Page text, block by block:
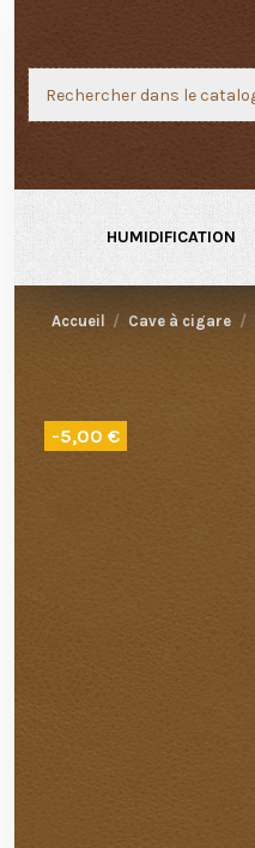
HUMIDIFICATION
Accueil Cave à cigare
-5,00 €